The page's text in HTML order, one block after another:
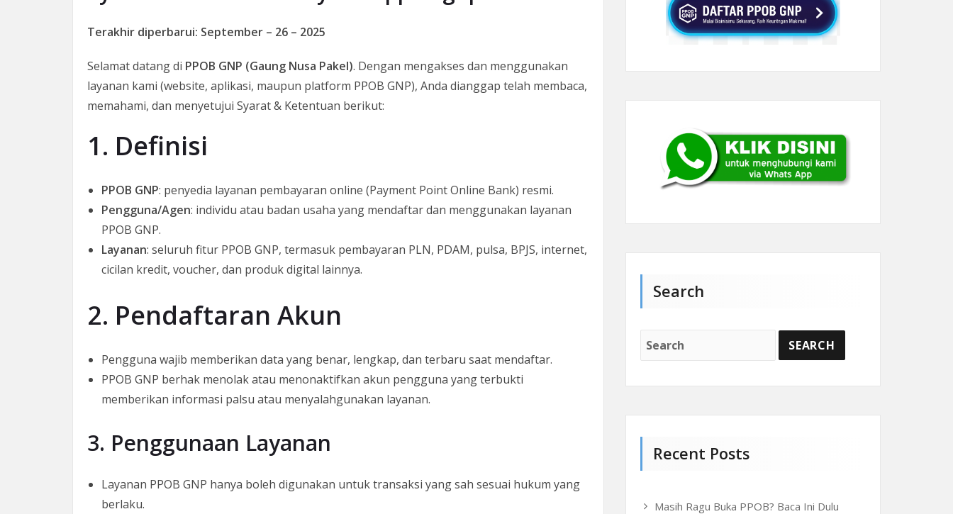
Terakhir diperbarui: September – 26 – 2025
Selamat datang di PPOB GNP (Gaung Nusa Pakel). Dengan mengakses dan menggunakan
layanan kami (website, aplikasi, maupun platform PPOB GNP), Anda dianggap telah membaca,
memahami, dan menyetujui Syarat & Ketentuan berikut:
1. Definisi
PPOB GNP: penyedia layanan pembayaran online (Payment Point Online Bank) resmi.
Pengguna/Agen: individu atau badan usaha yang mendaftar dan menggunakan layanan
PPOB GNP.
Layanan: seluruh fitur PPOB GNP, termasuk pembayaran PLN, PDAM, pulsa, BPJS, internet,
cicilan kredit, voucher, dan produk digital lainnya.
2. Pendaftaran Akun
Pengguna wajib memberikan data yang benar, lengkap, dan terbaru saat mendaftar.
PPOB GNP berhak menolak atau menonaktifkan akun pengguna yang terbukti
memberikan informasi palsu atau menyalahgunakan layanan.
3. Penggunaan Layanan
Layanan PPOB GNP hanya boleh digunakan untuk transaksi yang sah sesuai hukum yang
berlaku.
Search
Recent Posts
Masih Ragu Buka PPOB? Baca Ini Dulu